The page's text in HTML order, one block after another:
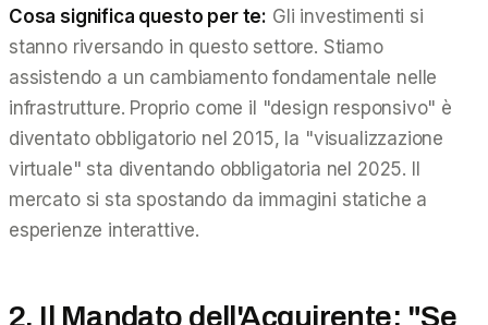
Cosa significa questo per te: Gli investimenti si
stanno riversando in questo settore. Stiamo
assistendo a un cambiamento fondamentale nelle
infrastrutture. Proprio come il "design responsivo" è
diventato obbligatorio nel 2015, la "visualizzazione
virtuale" sta diventando obbligatoria nel 2025. Il
mercato si sta spostando da immagini statiche a
esperienze interattive.
2. Il Mandato dell'Acquirente: "Se